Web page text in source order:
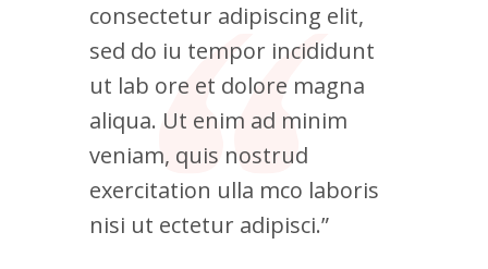
consectetur adipiscing elit,
sed do iu tempor incididunt
ut lab ore et dolore magna
aliqua. Ut enim ad minim
veniam, quis nostrud
exercitation ulla mco laboris
nisi ut ectetur adipisci.”